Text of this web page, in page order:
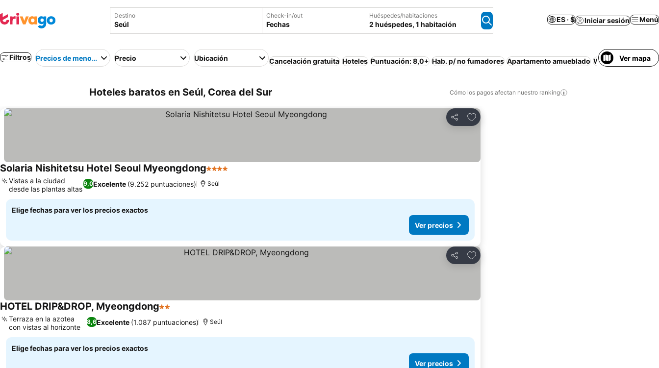
Destino Check-in/out
Fechas
Huéspedes/habitaciones
2 huéspedes, 1 habitación
ES · $ Iniciar sesión Menú
Filtros Precios de menor a mayorPrecio Ubicación Cancelación gratuita Hoteles Puntuación: 8,0+ Hab. p/ no fumadores Apartamento amueblado Wifi AireVer mapa
Hoteles baratos en Seúl, Corea del Sur Cómo los pagos afectan nuestro ranking
Compartir
Agregar a favoritos
Solaria Nishitetsu Hotel Seoul Myeongdong4 Estrellas
9,0Excelente (9.252 puntuaciones)
Vistas a la ciudad
desde las plantas altas
Seúl
Elige fechas para ver los precios exactos
Ver precios
Compartir
Agregar a favoritos
HOTEL DRIP&DROP, Myeongdong2 Estrellas
8,6Excelente (1.087 puntuaciones)
Terraza en la azotea
con vistas al horizonte
Seúl
Elige fechas para ver los precios exactos
Ver precios